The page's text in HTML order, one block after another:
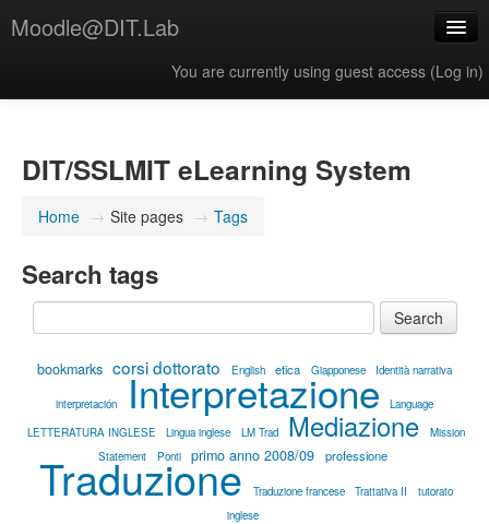
Moodle@DIT.Lab
You are currently using guest access (Log in)
DIT/SSLMIT eLearning System
Home → Site pages → Tags
Search tags
bookmarks corsi dottorato English etica Giapponese Identità narrativa
interpretación Interpretazione
Language
LETTERATURA INGLESE
Lingua inglese LM Trad Mediazione
Mission
Statement
Ponti primo anno 2008/09 professione
Traduzione Traduzione francese Trattativa II
tutorato
inglese